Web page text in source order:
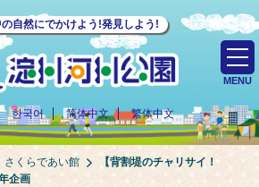
自然にでかけよう!発見しよう!
한국어 简体中文 繁体中文
MENU
さくらであい館
【背割堤のチャリサイ！
企画